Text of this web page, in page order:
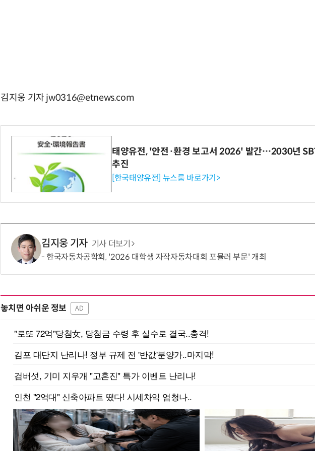
김지웅 기자 jw0316@etnews.com
태양유전, '안전·환경 보고서 2026' 발간…2030년
추진
[한국태양유전] 뉴스룸 바로가기>
김지웅 기자 기사 더보기
한국자동차공학회, '2026 대학생 자작자동차대회 포뮬러 부문' 개최
놓치면 아쉬운 정보 AD